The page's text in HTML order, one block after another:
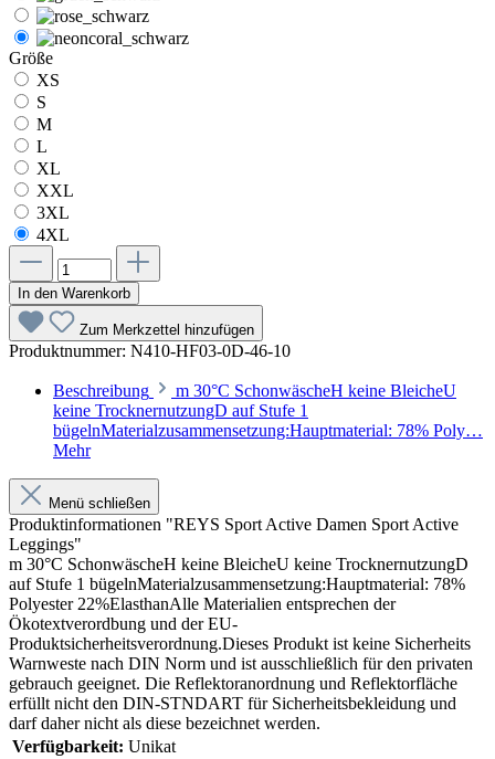
Größe
XS
S
M
L
XL
XXL
3XL
4XL
In den Warenkorb
Zum Merkzettel hinzufügen
Produktnummer: N410-HF03-0D-46-10
Beschreibung
m 30°C SchonwäscheH keine BleicheU
keine TrocknernutzungD auf Stufe 1
bügelnMaterialzusammensetzung:Hauptmaterial: 78% Poly…
Mehr
Menü schließen
Produktinformationen "REYS Sport Active Damen Sport Active
Leggings"
m 30°C SchonwäscheH keine BleicheU keine TrocknernutzungD
auf Stufe 1 bügelnMaterialzusammensetzung:Hauptmaterial: 78%
Polyester 22%ElasthanAlle Materialien entsprechen der
Ökotextverordbung und der EU-
Produktsicherheitsverordnung.Dieses Produkt ist keine Sicherheits
Warnweste nach DIN Norm und ist ausschließlich für den privaten
gebrauch geeignet. Die Reflektoranordnung und Reflektorfläche
erfüllt nicht den DIN-STNDART für Sicherheitsbekleidung und
darf daher nicht als diese bezeichnet werden.
Verfügbarkeit: Unikat